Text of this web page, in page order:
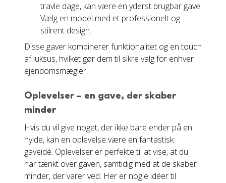
travle dage, kan være en yderst brugbar gave.
Vælg en model med et professionelt og
stilrent design.
Disse gaver kombinerer funktionalitet og en touch
af luksus, hvilket gør dem til sikre valg for enhver
ejendomsmægler.
Oplevelser – en gave, der skaber
minder
Hvis du vil give noget, der ikke bare ender på en
hylde, kan en oplevelse være en fantastisk
gaveidé. Oplevelser er perfekte til at vise, at du
har tænkt over gaven, samtidig med at de skaber
minder, der varer ved. Her er nogle idéer til